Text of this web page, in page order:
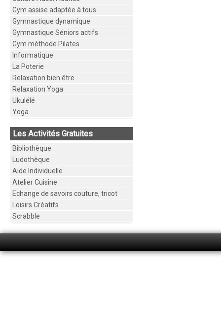
Gym assise adaptée à tous
Gymnastique dynamique
Gymnastique Séniors actifs
Gym méthode Pilates
Informatique
La Poterie
Relaxation bien être
Relaxation Yoga
Ukulélé
Yoga
Les Activités Gratuites
Bibliothèque
Ludothèque
Aide Individuelle
Atelier Cuisine
Echange de savoirs couture, tricot
Loisirs Créatifs
Scrabble